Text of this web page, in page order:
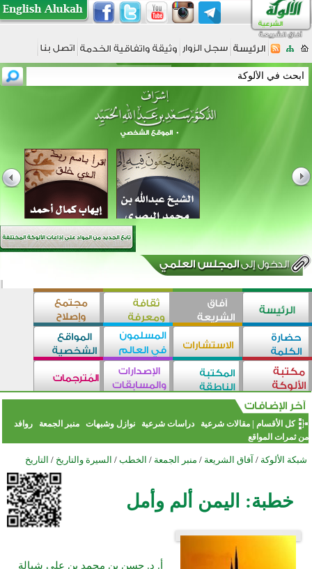
كل الأقسام |مقالات شرعية دراسات شرعية نوازل وشبهات منبر الجمعة
روافد
من ثمرات المواقع
شبكة الألوكة / آفاق الشريعة / منبر الجمعة / الخطب / السيرة والتاريخ / التاريخ
خطبة: اليمن ألم وأمل
أ. د. حسن بن محمد بن علي شبالة